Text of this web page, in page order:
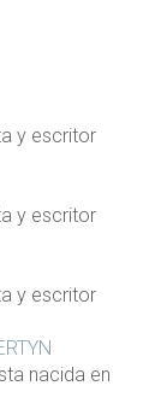
y escritor
y escritor
y escritor
nacida en